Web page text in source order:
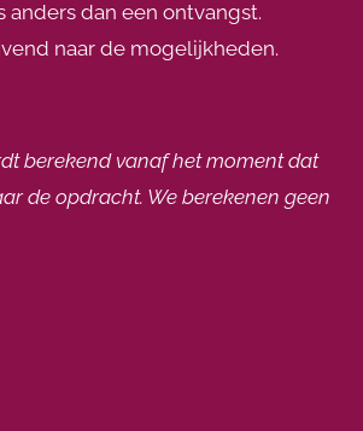
anders dan een ontvangst.
naar de mogelijkheden.
berekend vanaf het moment dat
de opdracht. We berekenen geen